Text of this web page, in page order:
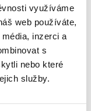
využíváme
web používáte,
inzerci a
s
nebo které
služby.